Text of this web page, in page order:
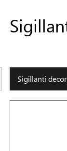
Sigillanti